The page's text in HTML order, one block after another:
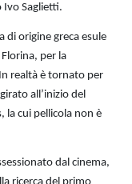
Ivo Saglietti.
di origine greca esule
per la
realtà è tornato per
all’inizio del
la cui pellicola non è
dal cinema,